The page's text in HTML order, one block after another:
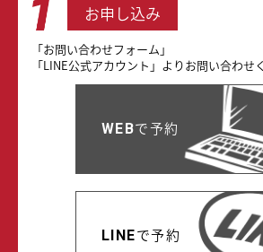
お申し込み
「お問い合わせフォーム」
「LINE公式アカウント」よりお問い合わせ
WEBで予約
LINEで予約